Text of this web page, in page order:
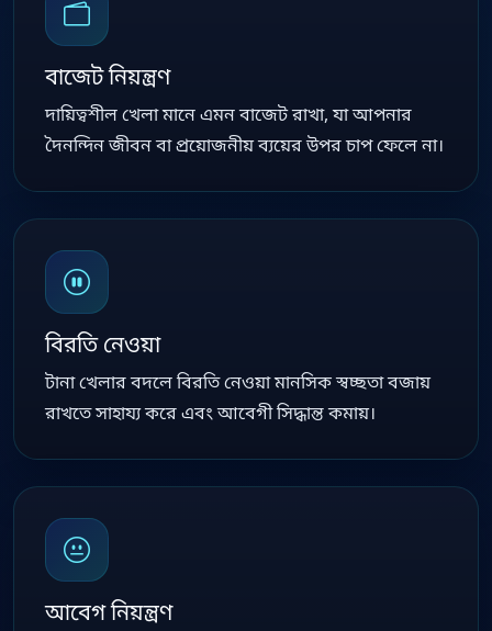
বাজেট নিয়ন্ত্রণ
দায়িত্বশীল খেলা মানে এমন বাজেট রাখা, যা আপনার
দৈনন্দিন জীবন বা প্রয়োজনীয় ব্যয়ের উপর চাপ ফেলে না।
বিরতি নেওয়া
টানা খেলার বদলে বিরতি নেওয়া মানসিক স্বচ্ছতা বজায়
রাখতে সাহায্য করে এবং আবেগী সিদ্ধান্ত কমায়।
আবেগ নিয়ন্ত্রণ